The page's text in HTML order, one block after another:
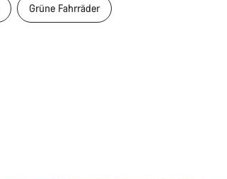
Grüne Fahrräder